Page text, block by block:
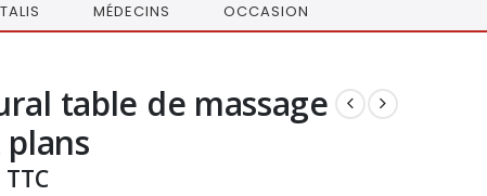
MÉDECINS OCCASION
table de massage
TTC